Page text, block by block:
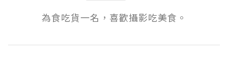
為食吃貨一名，喜歡攝影吃美食。